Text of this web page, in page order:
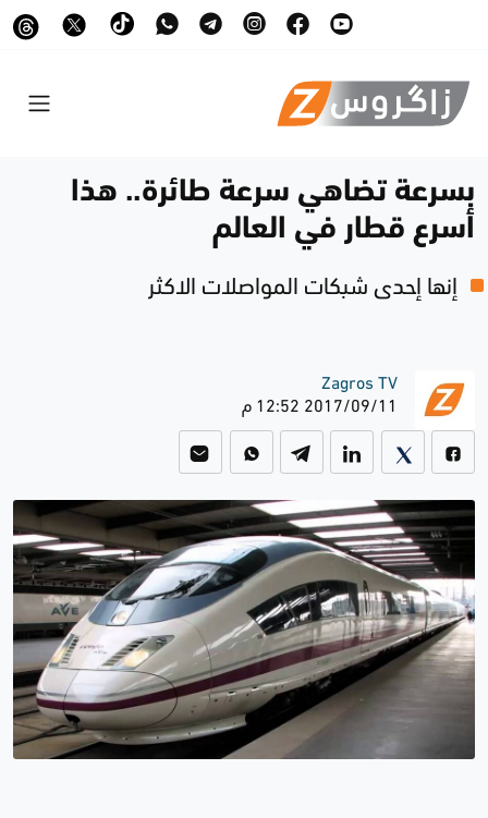
بسرعة تضاهي سرعة طائرة.. هذا
أسرع قطار في العالم
إنها إحدى شبكات المواصلات الاكثر
Zagros TV
2017/09/11 12:52 م